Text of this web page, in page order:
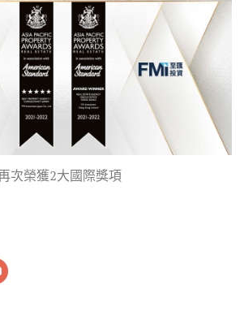
次榮獲2大國際獎項